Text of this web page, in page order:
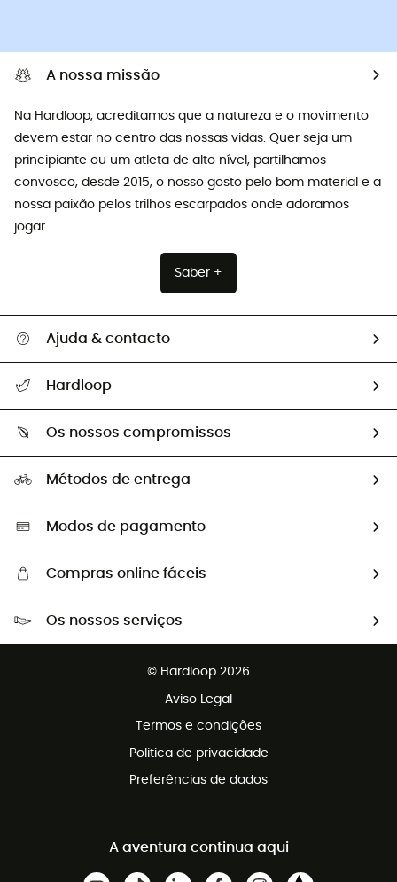
A nossa missão
Na Hardloop, acreditamos que a natureza e o movimento
devem estar no centro das nossas vidas. Quer seja um
principiante ou um atleta de alto nível, partilhamos
convosco, desde 2015, o nosso gosto pelo bom material e a
nossa paixão pelos trilhos escarpados onde adoramos
jogar.
Saber +
Ajuda & contacto
Guia de tamanhos
Trocas & Devoluções
Hardloop
Os nossos embaixadores
Os nossos compromissos
Seleção eco-responsável
Métodos de entrega
Modos de pagamento
Compras online fáceis
Os nossos serviços
© Hardloop 2026
Aviso Legal
Termos e condições
Politica de privacidade
Preferências de dados
A aventura continua aqui